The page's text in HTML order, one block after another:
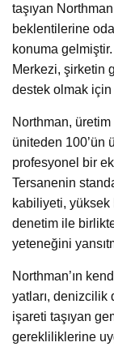
taşıyan
beklentilerine
konuma
Merkezi, şirketin
destek olmak için
Northman, üretim
üniteden 100’ün
profesyonel bir
Tersanenin
kabiliyeti, yüksek
denetim ile
yeteneğini
Northman’ın
yatları, denizcilik
işareti taşıyan
gerekliliklerine